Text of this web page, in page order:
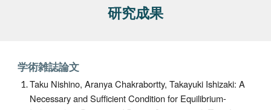
研究成果
学術雑誌論文
Taku Nishino, Aranya Chakrabortty, Takayuki Ishizaki: A
Necessary and Sufficient Condition for Equilibrium-